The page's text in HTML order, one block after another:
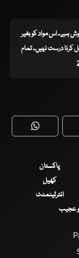
ہے۔ اس مواد کو بغیر
درست نہیں۔ تمام
WhatsApp
پاکستان
کھیل
انٹرٹینمنٹ
عجیب